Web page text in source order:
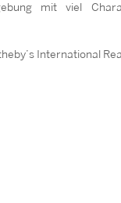
mit viel
International